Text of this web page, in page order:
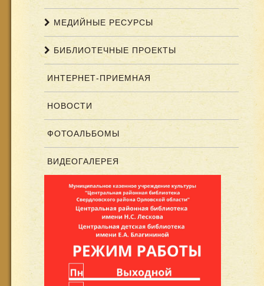
МЕДИЙНЫЕ РЕСУРСЫ
БИБЛИОТЕЧНЫЕ ПРОЕКТЫ
ИНТЕРНЕТ-ПРИЕМНАЯ
НОВОСТИ
ФОТОАЛЬБОМЫ
ВИДЕОГАЛЕРЕЯ